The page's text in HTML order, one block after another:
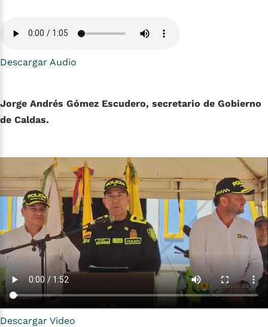
Descargar Audio
Jorge Andrés Gómez Escudero, secretario de Gobierno
de Caldas.
Descargar Video